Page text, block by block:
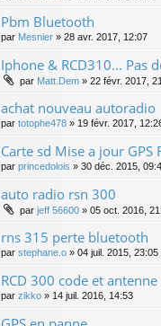
Pbm Bluetooth
par Mesnier » 28 avr. 2017, 12:07
Iphone & RCD310... Pas
par Matt.Dem » 22 févr. 2017,
achat nouveau autoradio
par totophe478 » 19 févr. 2017,
Carte sd Mise a jour GPS
par princedolois » 30 déc. 2015,
auto radio rsn 300
par jeff 56600 » 05 oct. 2016,
rns 315 perte bluetooth
par stephane.o » 04 juil. 2015, 23:05
RCD 300 code et antenne
par zikko » 14 juil. 2016, 14:53